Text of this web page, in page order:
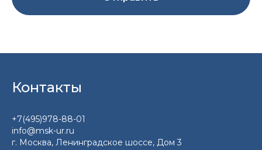
Контакты
+7(495)978-88-01
info@msk-ur.ru
г. Москва, Ленинградское шоссе, Дом 3